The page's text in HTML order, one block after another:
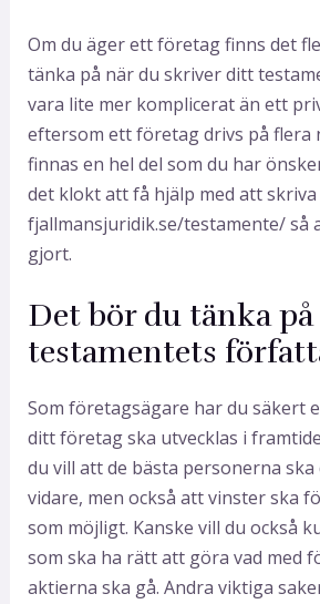
Om du äger ett företag finns det
tänka på när du skriver ditt
vara lite mer komplicerat än ett
eftersom ett företag drivs på flera
finnas en hel del som du har
det klokt att få hjälp med att
fjallmansjuridik.se/testamente/
gjort.
Det bör du tänka
testamentets
Som företagsägare har du säkert
ditt företag ska utvecklas i
du vill att de bästa personerna
vidare, men också att vinster ska
som möjligt. Kanske vill du också
som ska ha rätt att göra vad med
aktierna ska gå. Andra viktiga